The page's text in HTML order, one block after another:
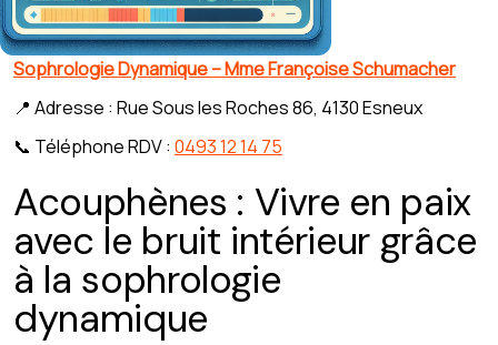
Sophrologie Dynamique – Mme Françoise Schumacher
📍 Adresse : Rue Sous les Roches 86, 4130 Esneux
📞 Téléphone RDV : 0493 12 14 75
Acouphènes : Vivre en paix
avec le bruit intérieur grâce
à la sophrologie
dynamique